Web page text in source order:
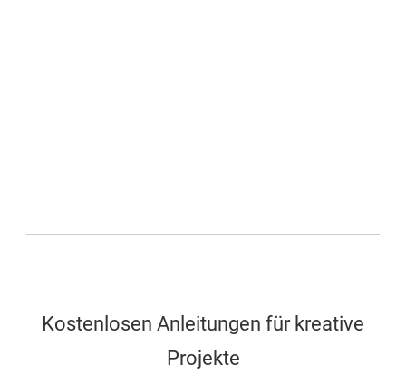
Kostenlosen Anleitungen für kreative
Projekte